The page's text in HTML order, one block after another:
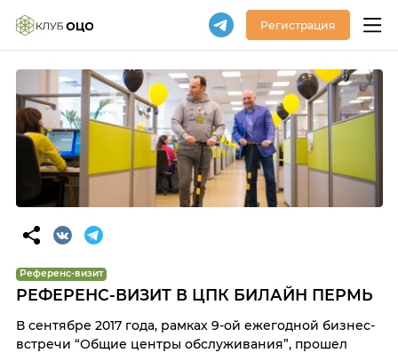
Регистрация
Референс-визит
РЕФЕРЕНС-ВИЗИТ В ЦПК БИЛАЙН ПЕРМЬ
В сентябре 2017 года, рамках 9-ой ежегодной бизнес-
встречи “Общие центры обслуживания”, прошел